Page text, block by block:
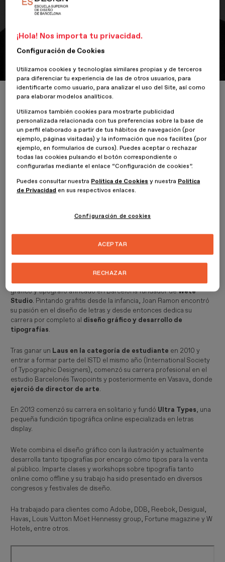
Joan Ramon Pastor (Wete)
Inicio ESDESIGNERS Joan Ramon Pastor (Wete)
14 Febrero 2022
Comunicación
Joan Ramon Pastor, fundador deWete Studio
usar la tipografía de forma expresiva y del proceso que lleva
Sobre Joan Ramon Pastor (Wete)
Joan Ramon Pastor, también conocido comoWete, es diseñador
gráfico y tipógrafo afincado en Barcelona fundador deWete
Studio. Pintando grafitis desde la infancia, Joan Ramon encontró
su pasión en el diseño de letras y desde entonces dedica su
carrera por completo al diseño gráfico y desarrollo de
tipografías.
Tras ganar un Laus en la categoría de estudiante en 2010 y
entrar a formar parte del ISTD el mismo año (International Society
of Typographic Designers), comenzó su carrera profesional en el
estudio Barcelonés Twopoints y posteriormente en Vasava, donde
ejerció de director de arte.
En 2013 comenzó su carrera en solitario y fundó Ultra Types, una
pequeña fundición tipográfica online especializada en letras
display.
Wete combina el diseño gráfico con la ilustración y actualmente
desarrolla tanto tipografías por encargo cómo tipos para la venta
al público. Imparte clases y workshops sobre tipografía tanto
online como offline y su trabajo ha sido presentado en diversos
congresos y festivales de diseño.
Ha trabajado para clientes como Adobe, DDB, Reebok, Desigual,
Havas, Louis Vuitton Möet Hennessy group, Fortune magazine y W
Hotels, entre otros.
¡Hola! Nos importa tu privacidad.
Configuración de Cookies
Utilizamos cookies y tecnologías similares propias y de terceros
para diferenciar tu experiencia de las de otros usuarios, para
identificarte como usuario, para analizar el uso del Site, así como
para elaborar modelos analíticos.
Utilizamos también cookies para mostrarte publicidad
personalizada relacionada con tus preferencias sobre la base de
un perfil elaborado a partir de tus hábitos de navegación (por
ejemplo, páginas visitadas) y la información que nos facilites (por
ejemplo, en formularios de cursos). Puedes aceptar o rechazar
todas las cookies pulsando el botón correspondiente o
configurarlas mediante el enlace “Configuración de cookies”.
Puedes consultar nuestra Política de Cookies y nuestra Política
de Privacidad en sus respectivos enlaces.
Configuración de cookies
RECHAZAR
ACEPTAR